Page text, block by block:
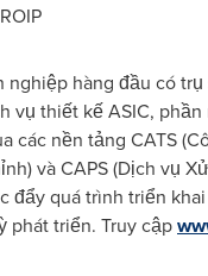
nghiệp hàng đầu có
vụ thiết kế ASIC, phần
các nền tảng CATS
và CAPS (Dịch vụ
đẩy quá trình triển
phát triển. Truy cập